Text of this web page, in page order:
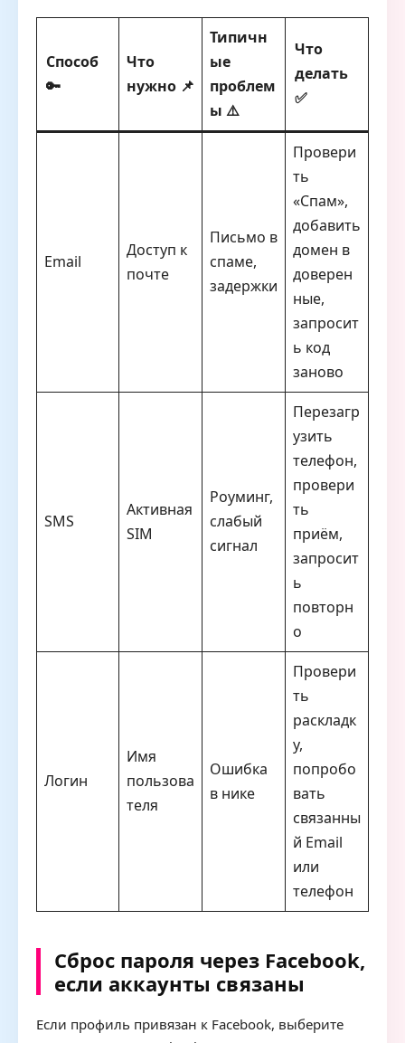
Способ
🔑
Что
нужно 📌
Типичн
ые
проблем
ы ⚠️
Что
делать
✅
Email
Доступ к
почте
Письмо в
спаме,
задержки
Провери
ть
«Спам»,
добавить
домен в
доверен
ные,
запросит
ь код
заново
SMS
Активная
SIM
Роуминг,
слабый
сигнал
Перезагр
узить
телефон,
провери
ть
приём,
запросит
ь
повторн
о
Логин
Имя
пользова
теля
Ошибка
в нике
Провери
ть
раскладк
у,
попробо
вать
связанны
й Email
или
телефон
Сброс пароля через Facebook,
если аккаунты связаны
Если профиль привязан к Facebook, выберите